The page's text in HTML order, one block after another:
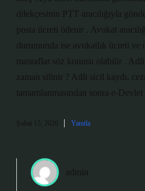
dilekçesinin PTT aracılığıyla
posta ücreti ödenir . Avukat
durumunda ise avukatlık ücreti ve
masraflar söz konusu olabilir .
zaman silinir ? Adli sicil kaydı,
tamamlanmasından sonra e-Devlet
Şubat 15, 2026 Yanıtla
admin